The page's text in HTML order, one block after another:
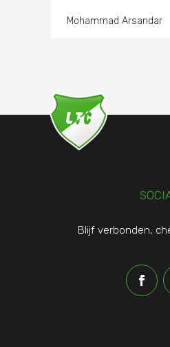
Mohammad Arsandar
Blijf verbonden,